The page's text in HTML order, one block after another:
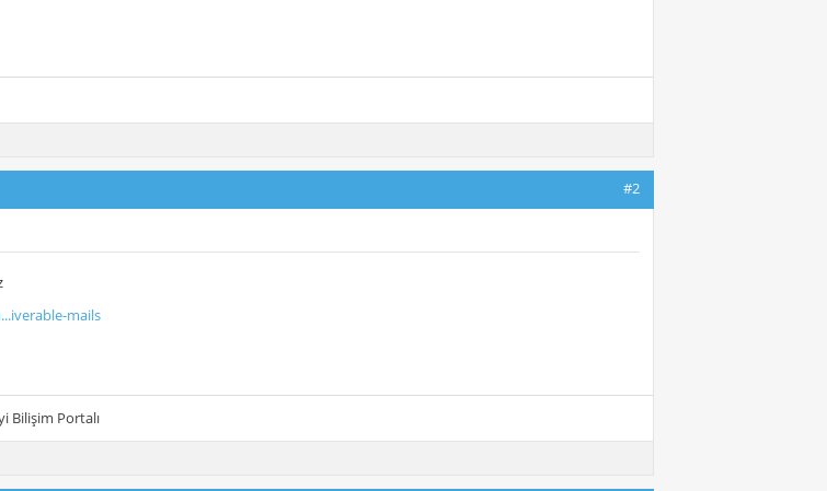
#2
mails
Bilişim Portalı